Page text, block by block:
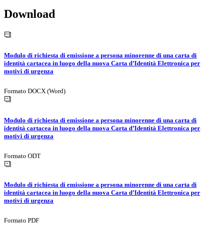
Download
Modulo di richiesta di emissione a persona minorenne di una carta di
identità cartacea in luogo della nuova Carta d’Identità Elettronica per
motivi di urgenza
Formato DOCX (Word)
Modulo di richiesta di emissione a persona minorenne di una carta di
identità cartacea in luogo della nuova Carta d’Identità Elettronica per
motivi di urgenza
Formato ODT
Modulo di richiesta di emissione a persona minorenne di una carta di
identità cartacea in luogo della nuova Carta d’Identità Elettronica per
motivi di urgenza
Formato PDF